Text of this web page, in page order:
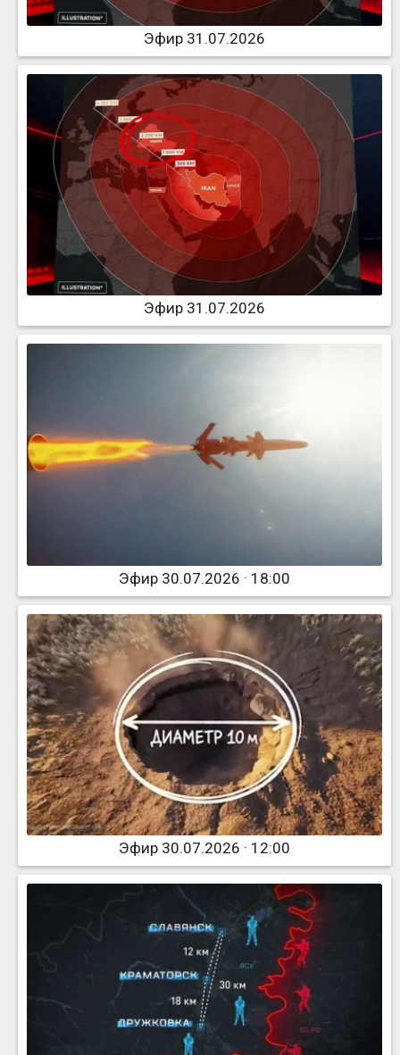
Эфир 31.07.2026
Эфир 31.07.2026
Эфир 30.07.2026 · 18:00
Эфир 30.07.2026 · 12:00